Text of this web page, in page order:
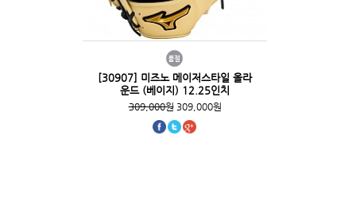
[30907] 미즈노 메이저스타일 올라
운드 (베이지) 12.25인치
309,000원309,000원